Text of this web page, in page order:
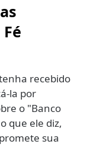
recebido
la por
o "Banco
que ele diz,
sua